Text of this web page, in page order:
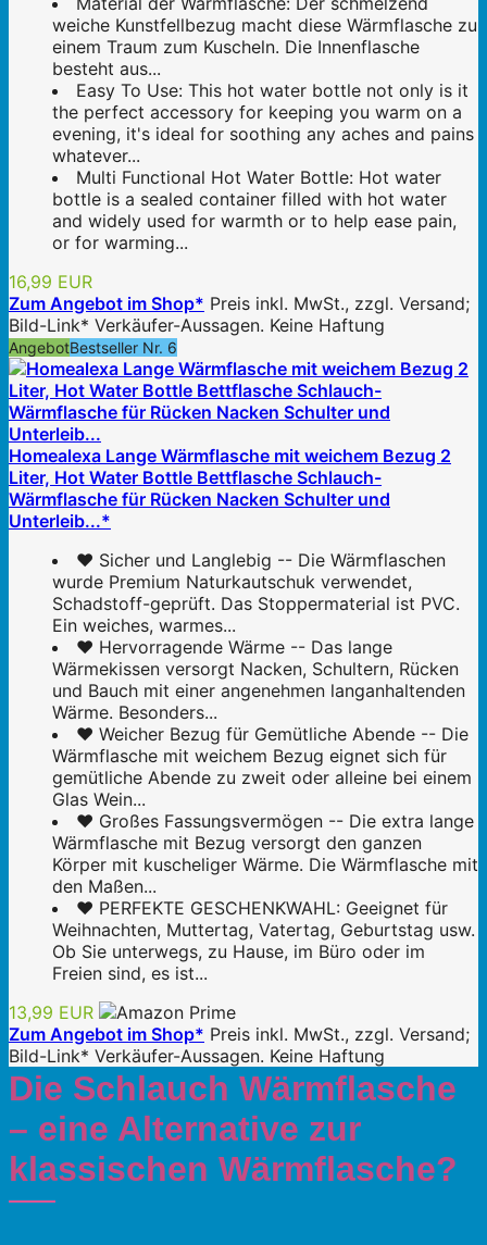
weiche Kunstfellbezug macht diese Wärmflasche zu
einem Traum zum Kuscheln. Die Innenflasche
besteht aus...
Easy To Use: This hot water bottle not only is it
the perfect accessory for keeping you warm on a
evening, it's ideal for soothing any aches and pains
whatever...
Multi Functional Hot Water Bottle: Hot water
bottle is a sealed container filled with hot water
and widely used for warmth or to help ease pain,
or for warming...
16,99 EUR
Zum Angebot im Shop* Preis inkl. MwSt., zzgl. Versand;
Bild-Link* Verkäufer-Aussagen. Keine Haftung
AngebotBestseller Nr. 6
Homealexa Lange Wärmflasche mit weichem Bezug 2
Liter, Hot Water Bottle Bettflasche Schlauch-
Wärmflasche für Rücken Nacken Schulter und
Unterleib...*
❤️ Sicher und Langlebig -- Die Wärmflaschen
wurde Premium Naturkautschuk verwendet,
Schadstoff-geprüft. Das Stoppermaterial ist PVC.
Ein weiches, warmes...
❤️ Hervorragende Wärme -- Das lange
Wärmekissen versorgt Nacken, Schultern, Rücken
und Bauch mit einer angenehmen langanhaltenden
Wärme. Besonders...
❤️ Weicher Bezug für Gemütliche Abende -- Die
Wärmflasche mit weichem Bezug eignet sich für
gemütliche Abende zu zweit oder alleine bei einem
Glas Wein...
❤️ Großes Fassungsvermögen -- Die extra lange
Wärmflasche mit Bezug versorgt den ganzen
Körper mit kuscheliger Wärme. Die Wärmflasche mit
den Maßen...
❤️ PERFEKTE GESCHENKWAHL: Geeignet für
Weihnachten, Muttertag, Vatertag, Geburtstag usw.
Ob Sie unterwegs, zu Hause, im Büro oder im
Freien sind, es ist...
13,99 EUR
Zum Angebot im Shop* Preis inkl. MwSt., zzgl. Versand;
Bild-Link* Verkäufer-Aussagen. Keine Haftung
Die Schlauch Wärmflasche
– eine Alternative zur
klassischen Wärmflasche?